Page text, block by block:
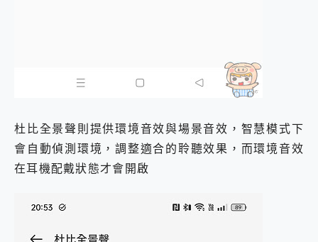
杜比全景聲則提供環境音效與場景音效，智慧模式下
會自動偵測環境，調整適合的聆聽效果，而環境音效
在耳機配戴狀態才會開啟